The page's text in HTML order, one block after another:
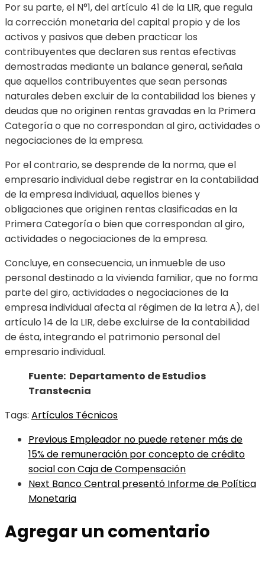
Por su parte, el N°1, del artículo 41 de la LIR, que regula
la corrección monetaria del capital propio y de los
activos y pasivos que deben practicar los
contribuyentes que declaren sus rentas efectivas
demostradas mediante un balance general, señala
que aquellos contribuyentes que sean personas
naturales deben excluir de la contabilidad los bienes y
deudas que no originen rentas gravadas en la Primera
Categoría o que no correspondan al giro, actividades o
negociaciones de la empresa.
Por el contrario, se desprende de la norma, que el
empresario individual debe registrar en la contabilidad
de la empresa individual, aquellos bienes y
obligaciones que originen rentas clasificadas en la
Primera Categoría o bien que correspondan al giro,
actividades o negociaciones de la empresa.
Concluye, en consecuencia, un inmueble de uso
personal destinado a la vivienda familiar, que no forma
parte del giro, actividades o negociaciones de la
empresa individual afecta al régimen de la letra A), del
artículo 14 de la LIR, debe excluirse de la contabilidad
de ésta, integrando el patrimonio personal del
empresario individual.
Fuente: Departamento de Estudios
Transtecnia
Tags: Artículos Técnicos
Previous Empleador no puede retener más de
15% de remuneración por concepto de crédito
social con Caja de Compensación
Next Banco Central presentó Informe de Política
Monetaria
Agregar un comentario